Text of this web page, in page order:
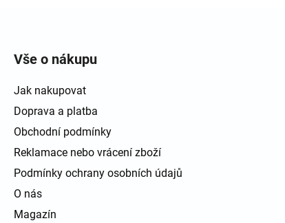
Vše o nákupu
Jak nakupovat
Doprava a platba
Obchodní podmínky
Reklamace nebo vrácení zboží
Podmínky ochrany osobních údajů
O nás
Magazín